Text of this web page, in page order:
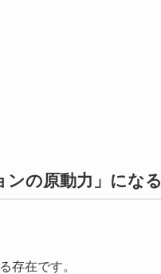
の原動力」になる
存在です。